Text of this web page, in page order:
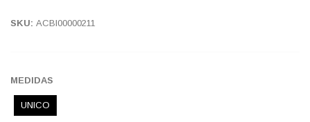
SKU: ACBI00000211
MEDIDAS
UNICO